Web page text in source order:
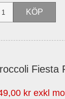
Fiesta
kr exkl